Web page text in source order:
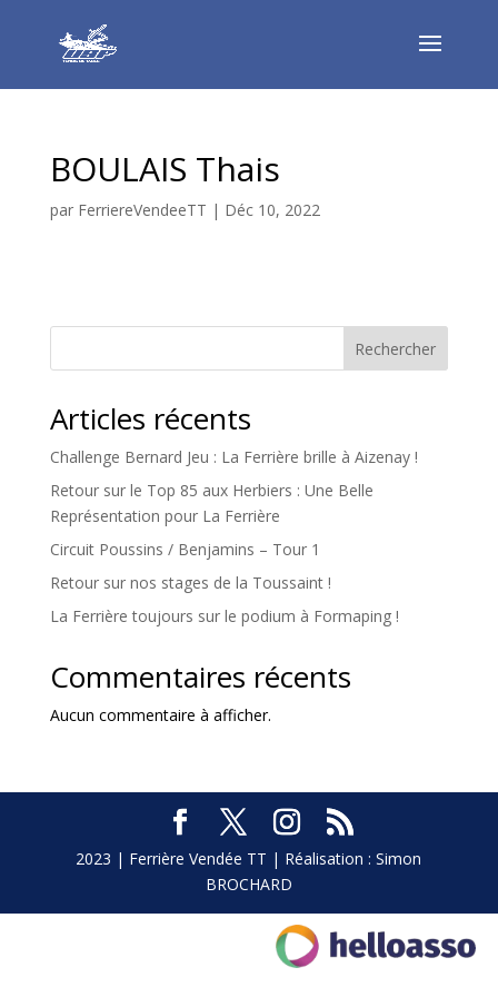
BOULAIS Thais
par FerriereVendeeTT | Déc 10, 2022
Rechercher
Articles récents
Challenge Bernard Jeu : La Ferrière brille à Aizenay !
Retour sur le Top 85 aux Herbiers : Une Belle
Représentation pour La Ferrière
Circuit Poussins / Benjamins – Tour 1
Retour sur nos stages de la Toussaint !
La Ferrière toujours sur le podium à Formaping !
Commentaires récents
Aucun commentaire à afficher.
2023 | Ferrière Vendée TT | Réalisation : Simon
BROCHARD